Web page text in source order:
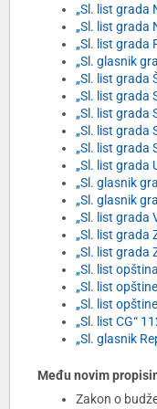
„Sl. list grada
„Sl. list grada
„Sl. list grada
„Sl. glasnik
„Sl. list grada
„Sl. list grada
„Sl. list grada
„Sl. list grada
„Sl. list grada
„Sl. list grada
„Sl. glasnik
„Sl. glasnik
„Sl. list grada
„Sl. list grada
„Sl. list grada
„Sl. list
„Sl. list
„Sl. list
„Sl. list CG“
„Sl. glasnik
Među novim
Zakon o